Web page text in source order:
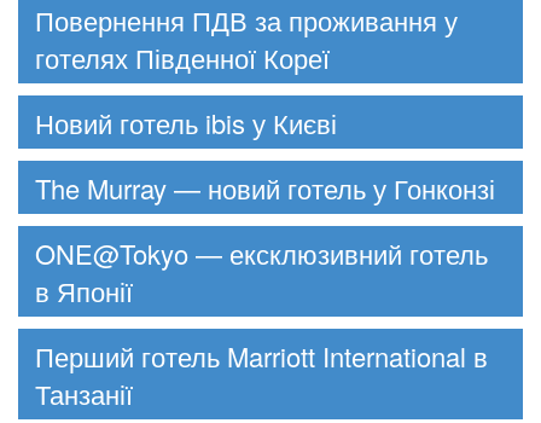
Повернення ПДВ за проживання у
готелях Південної Кореї
Новий готель ibis у Києві
The Murray — новий готель у Гонконзі
ONE@Tokyo — ексклюзивний готель
в Японії
Перший готель Marriott International в
Танзанії